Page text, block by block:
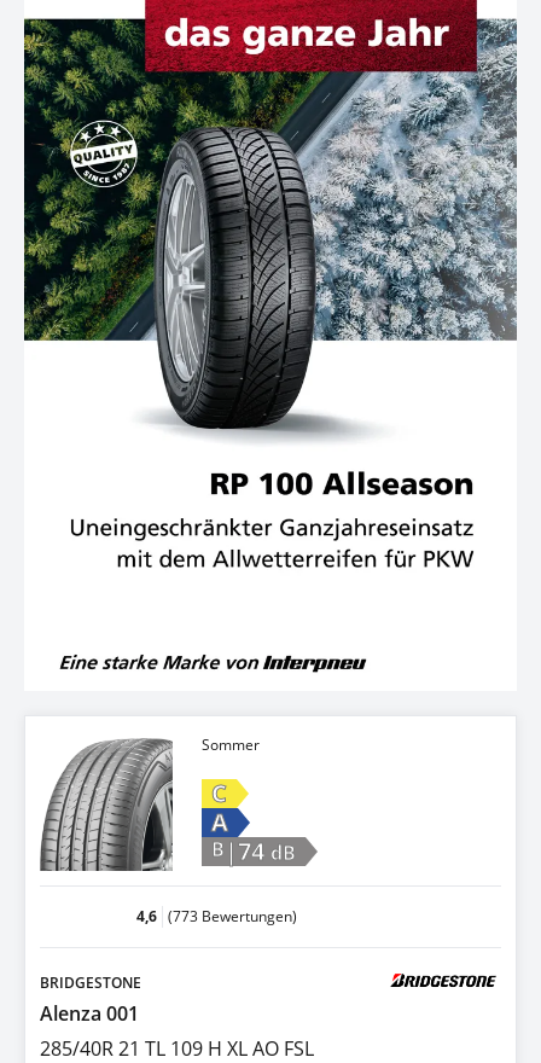
Sommer
C
A
B |74 dB
4,6 (773 Bewertungen)
BRIDGESTONE
Alenza 001
285/40R 21 TL 109 H XL AO FSL